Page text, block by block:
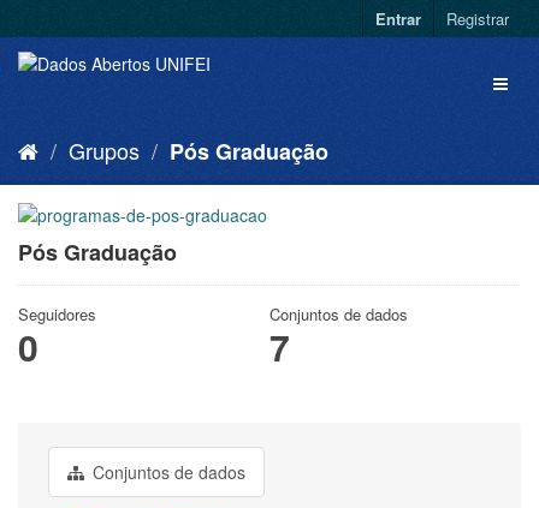
Entrar Registrar
Grupos Pós Graduação
Pós Graduação
Seguidores
0
Conjuntos de dados
7
Conjuntos de dados